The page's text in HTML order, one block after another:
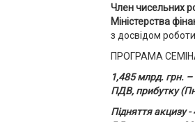
Член чисельних
Міністерства
з досвідом
ПРОГРАМА
1,485 млрд. грн.
ПДВ, прибутку
Підняття акцизу